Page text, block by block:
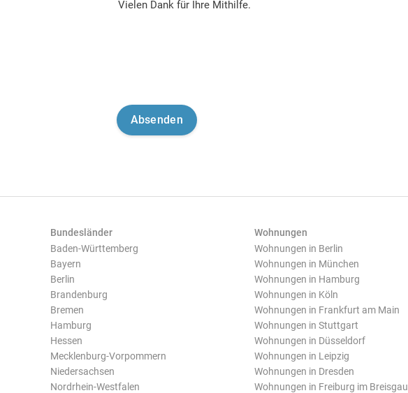
Vielen Dank für Ihre Mithilfe.
Bundesländer
Baden-Württemberg
Bayern
Berlin
Brandenburg
Bremen
Hamburg
Hessen
Mecklenburg-Vorpommern
Niedersachsen
Nordrhein-Westfalen
Wohnungen
Wohnungen in Berlin
Wohnungen in München
Wohnungen in Hamburg
Wohnungen in Köln
Wohnungen in Frankfurt am Main
Wohnungen in Stuttgart
Wohnungen in Düsseldorf
Wohnungen in Leipzig
Wohnungen in Dresden
Wohnungen in Freiburg im Breisgau